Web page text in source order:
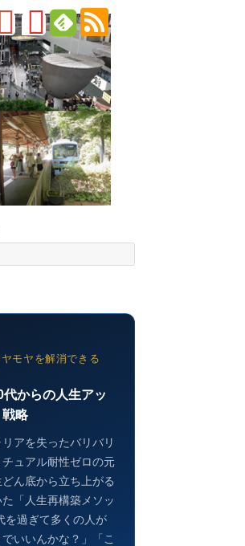
モヤを解消できる
からの人生アッ
略
アを失ったバリバリ
ュアル耐性ゼロの元
ん底から立ち上がる
「人生再構築メソッ
を過ぎて多くの人が
いいんかな？」「こ